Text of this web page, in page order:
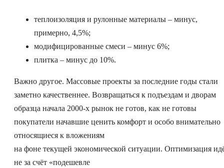
теплоизоляция и рулонные материалы – минус,
примерно, 4,5%;
модифицированные смеси – минус 6%;
плитка – минус до 10%.
Важно другое. Массовые проекты за последние годы стали
заметно качественнее. Возвращаться к подъездам и дворам
образца начала 2000-х рынок не готов, как не готовы
покупатели начавшие ценить комфорт и особо внимательно
относящиеся к вложениям
на фоне текущей экономической ситуации. Оптимизация
не за счёт «подешевле